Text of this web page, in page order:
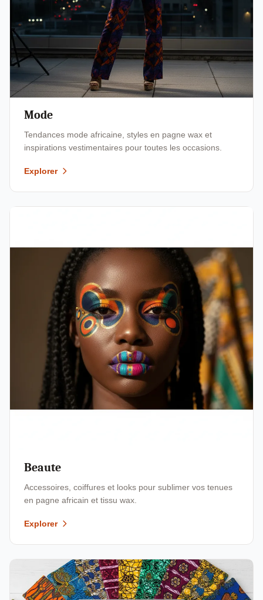
Mode
Tendances mode africaine, styles en pagne wax et
inspirations vestimentaires pour toutes les occasions.
Explorer
Beaute
Accessoires, coiffures et looks pour sublimer vos tenues
en pagne africain et tissu wax.
Explorer